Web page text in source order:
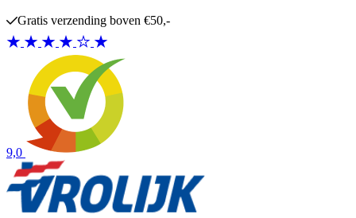
Gratis verzending boven €50,-
9,0